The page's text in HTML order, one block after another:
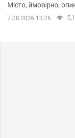
Місто, ймовірно,
7.08.2026 13:26